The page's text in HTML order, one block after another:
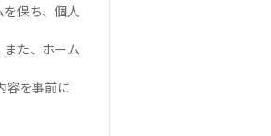
保ち、個人
た、ホーム
容を事前に